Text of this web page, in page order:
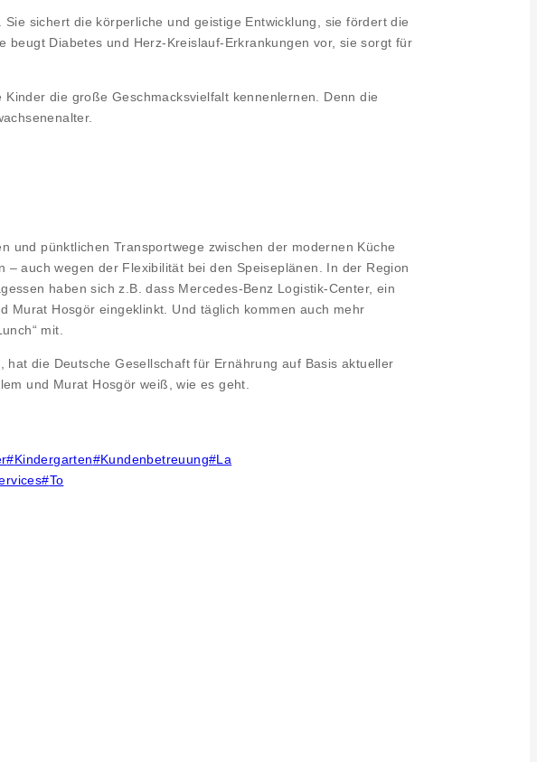
sichert die körperliche und geistige Entwicklung, sie fördert die
Diabetes und Herz-Kreislauf-Erkrankungen vor, sie sorgt für
die große Geschmacksvielfalt kennenlernen. Denn die
und pünktlichen Transportwege zwischen der modernen Küche
auch wegen der Flexibilität bei den Speiseplänen. In der Region
haben sich z.B. dass Mercedes-Benz Logistik-Center, ein
Murat Hosgör eingeklinkt. Und täglich kommen auch mehr
mit.
die Deutsche Gesellschaft für Ernährung auf Basis aktueller
und Murat Hosgör weiß, wie es geht.
#Kindergarten#Kundenbetreuung#La
#To